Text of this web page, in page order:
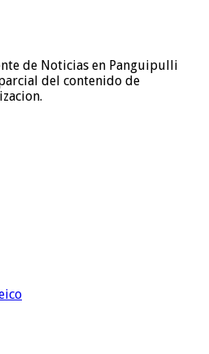
de Noticias en Panguipulli
del contenido de